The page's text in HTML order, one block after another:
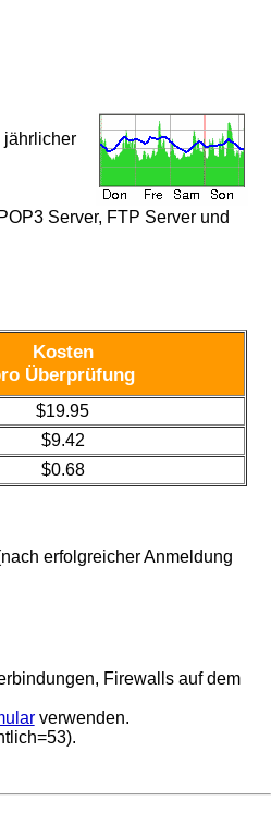
jährlicher
Server, FTP Server und
Kosten
Überprüfung
$19.95
$9.42
$0.68
erfolgreicher Anmeldung
Firewalls auf dem
verwenden.